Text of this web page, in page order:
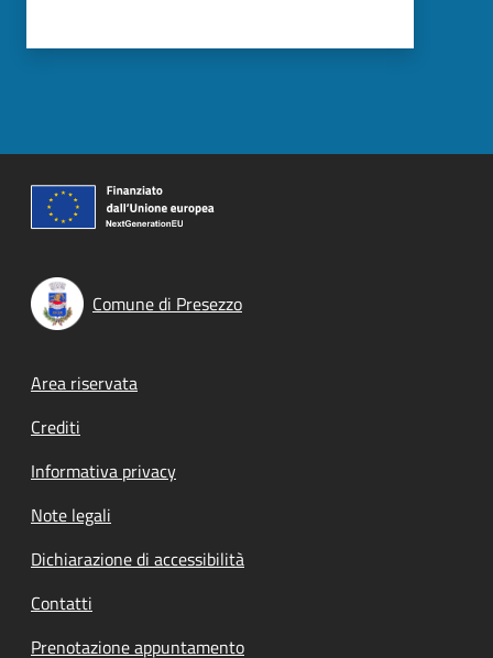
Comune di Presezzo
Footer menu
Area riservata
Crediti
Informativa privacy
Note legali
Dichiarazione di accessibilità
Contatti
Prenotazione appuntamento